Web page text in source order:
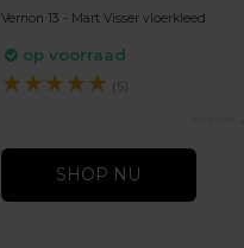
Vernon 13 - Mart Visser vloerkleed
op voorraad
★★★★★ (5)
SHOP NU